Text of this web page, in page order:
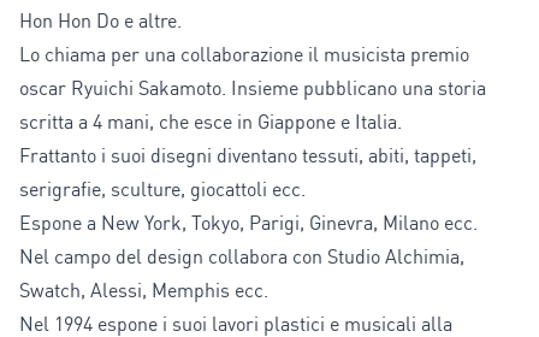
Hon Hon Do e altre.
Lo chiama per una collaborazione il musicista premio
oscar Ryuichi Sakamoto. Insieme pubblicano una storia
scritta a 4 mani, che esce in Giappone e Italia.
Frattanto i suoi disegni diventano tessuti, abiti, tappeti,
serigrafie, sculture, giocattoli ecc.
Espone a New York, Tokyo, Parigi, Ginevra, Milano ecc.
Nel campo del design collabora con Studio Alchimia,
Swatch, Alessi, Memphis ecc.
Nel 1994 espone i suoi lavori plastici e musicali alla